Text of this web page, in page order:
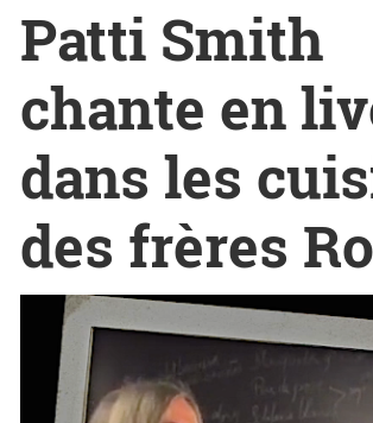
Patti Smith
chante en
dans les
des frères